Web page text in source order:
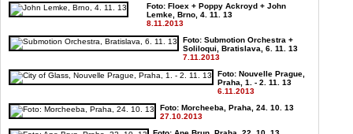
Foto: Floex + Poppy Ackroyd + John
Lemke, Brno, 4. 11. 13
8.11.2013
Foto: Submotion Orchestra +
Soliloqui, Bratislava, 6. 11. 13
7.11.2013
Foto: Nouvelle Prague,
Praha, 1. - 2. 11. 13
6.11.2013
Foto: Morcheeba, Praha, 24. 10. 13
27.10.2013